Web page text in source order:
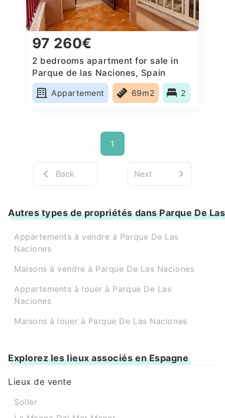
97 260€
2 bedrooms apartment for sale in
Parque de las Naciones, Spain
Appartement
69m2 2
1
Back Next
Autres types de propriétés dans Parque De
Appartements à vendre à Parque De Las
Naciones
Maisons à vendre à Parque De Las Naciones
Appartements à louer à Parque De Las
Naciones
Maisons à louer à Parque De Las Naciones
Explorez les lieux associés en Espagne
Lieux de vente
Soller